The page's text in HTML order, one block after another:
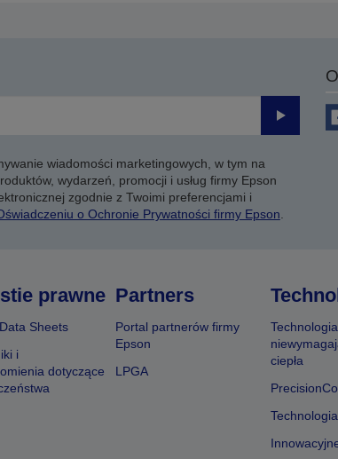
Prześlij
wiadomości marketingowych, w tym na
wydarzeń, promocji i usług firmy Epson
zgodnie z Twoimi preferencjami i
o Ochronie Prywatności firmy Epson
prawne
Sheets
i
dotyczące
Partners
Portal partnerów firmy
Epson
LPGA
Technologia
ciepła